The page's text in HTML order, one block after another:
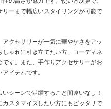
ーまで幅広いスタイリングが可能で
クセサリーが一気に華やかさをアッ
ゃれに引き立てたい方、コーディネ
す。また、手作りアクセサリーがお
イテムです。
シーンで活躍すること間違いなし！
スタマイズしたい方にもピッタリで